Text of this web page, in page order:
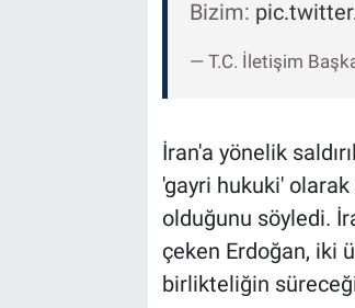
Bizim:
— T.C. İletişim
İran'a yönelik
'gayri hukuki'
olduğunu söyledi.
çeken Erdoğan, iki
birlikteliğin